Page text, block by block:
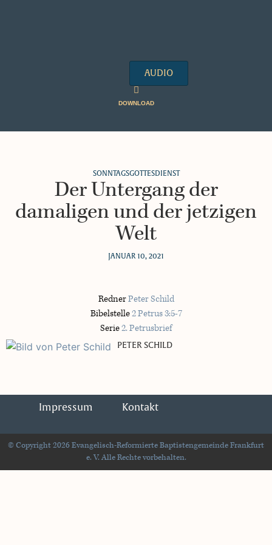
AUDIO
DOWNLOAD
SONNTAGSGOTTESDIENST
Der Untergang der
damaligen und der jetzigen
Welt
JANUAR 10, 2021
RednerPeter Schild
Bibelstelle2 Petrus 3:5-7
Serie2. Petrusbrief
PETER SCHILD
Impressum Kontakt
© Copyright 2026 Evangelisch-Reformierte Baptistengemeinde Frankfurt
e. V. Alle Rechte vorbehalten.